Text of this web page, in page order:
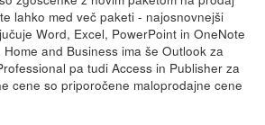
lahko med več paketi - najosnovnejši
Word, Excel, PowerPoint in OneNote
and Business ima še Outlook za
pa tudi Access in Publisher za
cene so priporočene maloprodajne cene